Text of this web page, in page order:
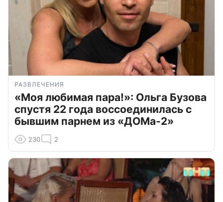
РАЗВЛЕЧЕНИЯ
«Моя любимая пара!»: Ольга Бузова
спустя 22 года воссоединилась с
бывшим парнем из «ДОМа-2»
230 2